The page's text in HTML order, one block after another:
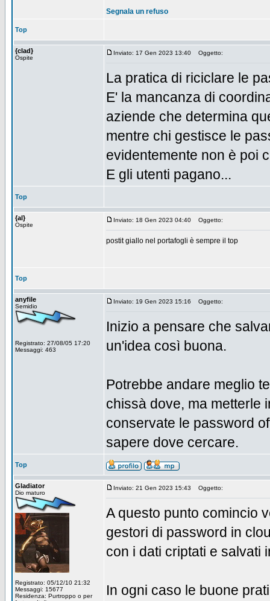
Segnala un refuso
Top
{clad}
Ospite
Inviato: 17 Gen 2023 13:40 Oggetto:
La pratica di riciclare le
E' la mancanza di
aziende che determina
mentre chi gestisce le
evidentemente non è poi
E gli utenti pagano...
Top
{al}
Ospite
Inviato: 18 Gen 2023 04:40 Oggetto:
postit giallo nel portafogli è sempre il top
Top
anyfile
Semidio
Registrato: 27/08/05 17:20
Messaggi: 463
Inviato: 19 Gen 2023 15:16 Oggetto:
Inizio a pensare che
un'idea così buona.
Potrebbe andare meglio
chissà dove, ma metterle
conservate le password
sapere dove cercare.
Top
Gladiator
Dio maturo
Registrato: 05/12/10 21:32
Messaggi: 15677
Residenza: Purtroppo o per
Inviato: 21 Gen 2023 15:43 Oggetto:
A questo punto comincio
gestori di password in
con i dati criptati e salvati
In ogni caso le buone